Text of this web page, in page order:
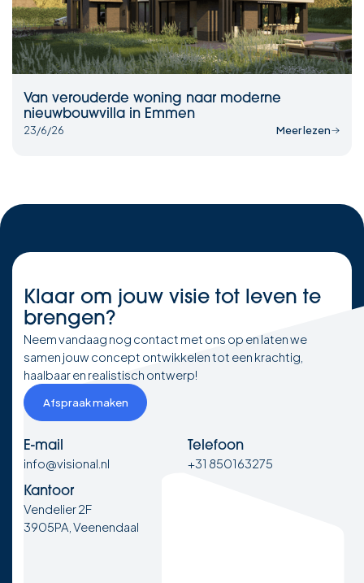
Van verouderde woning naar moderne
nieuwbouwvilla in Emmen
23/6/26
Meer lezen
Klaar om jouw visie tot leven te
brengen?
Neem vandaag nog contact met ons op en laten we
samen jouw concept ontwikkelen tot een krachtig,
haalbaar en realistisch ontwerp!
Afspraak maken
E-mail
info@visional.nl
Telefoon
+31 850163275
Kantoor
Vendelier 2F
3905PA, Veenendaal